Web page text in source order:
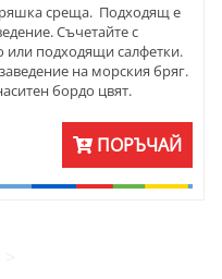
среща. Подходящ е
Съчетайте с
или подходящи салфетки.
на морския бряг.
бордо цвят.
ПОРЪЧАЙ